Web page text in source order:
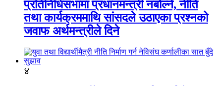
प्रतिनिधिसभामा प्रधानमन्त्री नबोल्ने, नीति
तथा कार्यक्रममाथि सांसदले उठाएका प्रश्नको
जवाफ अर्थमन्त्रीले दिने
४